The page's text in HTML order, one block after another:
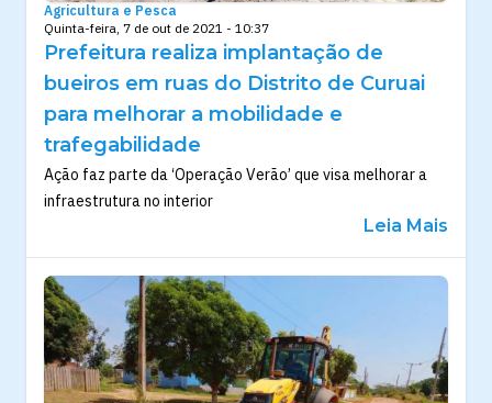
Agricultura e Pesca
Quinta-feira, 7 de out de 2021 - 10:37
Prefeitura realiza implantação de
bueiros em ruas do Distrito de Curuai
para melhorar a mobilidade e
trafegabilidade
Ação faz parte da ‘Operação Verão’ que visa melhorar a
infraestrutura no interior
Leia Mais